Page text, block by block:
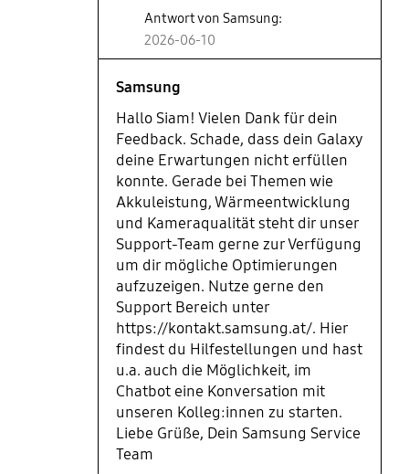
Antwort von Samsung:
2026-06-10
Samsung
Hallo Siam! Vielen Dank für dein
Feedback. Schade, dass dein Galaxy
deine Erwartungen nicht erfüllen
konnte. Gerade bei Themen wie
Akkuleistung, Wärmeentwicklung
und Kameraqualität steht dir unser
Support-Team gerne zur Verfügung
um dir mögliche Optimierungen
aufzuzeigen. Nutze gerne den
Support Bereich unter
https://kontakt.samsung.at/. Hier
findest du Hilfestellungen und hast
u.a. auch die Möglichkeit, im
Chatbot eine Konversation mit
unseren Kolleg:innen zu starten.
Liebe Grüße, Dein Samsung Service
Team